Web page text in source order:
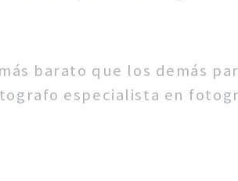
barato que los demás
especialista en